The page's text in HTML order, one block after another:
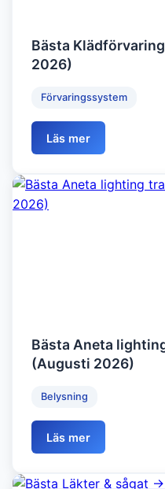
Bästa
2026)
Förvaringssystem
Läs mer
Bästa Aneta
(Augusti 2026)
Belysning
Läs mer